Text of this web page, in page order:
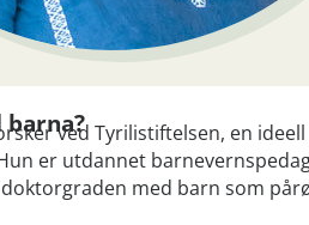
ved Tyrilistiftelsen, en
er utdannet
med barn som